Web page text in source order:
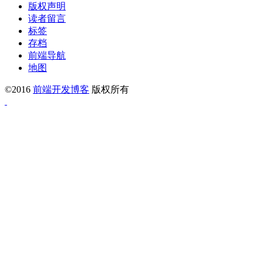
版权声明
读者留言
标签
存档
前端导航
地图
©2016 前端开发博客 版权所有